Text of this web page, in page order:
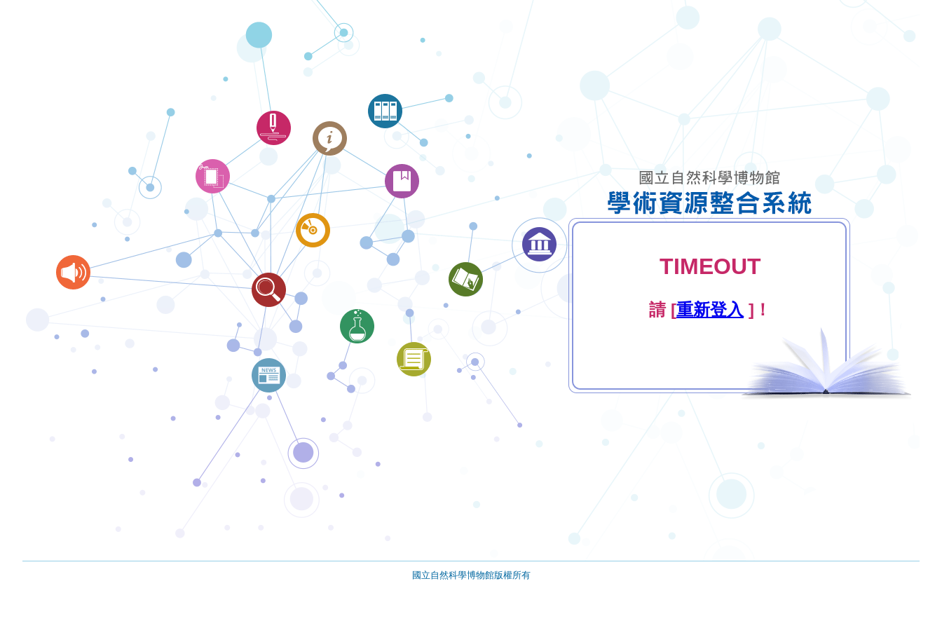
TIMEOUT
請 [重新登入 ]！
國立自然科學博物館版權所有